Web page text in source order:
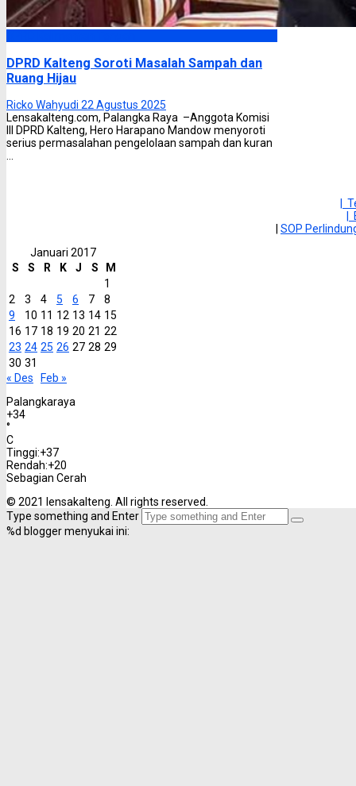
DPRD Kalteng Soroti Masalah Sampah dan
Ruang Hijau
Ricko Wahyudi 22 Agustus 2025
Lensakalteng.com, Palangka Raya –Anggota Komisi
III DPRD Kalteng, Hero Harapano Mandow menyoroti
serius permasalahan pengelolaan sampah dan kuran
|
SOP
Januari 2017
S
S R K J S
M
1
2
3 4 5 6 7
8
9
10 11 12 13 14 15
16 17 18 19 20 21 22
23 24 25 26 27 28 29
30 31
« Des
Feb »
Palangkaraya
+34
°
C
Tinggi:+37
Rendah:+20
Sebagian Cerah
© 2021 lensakalteng. All rights reserved.
Type something and Enter
%d blogger menyukai ini: